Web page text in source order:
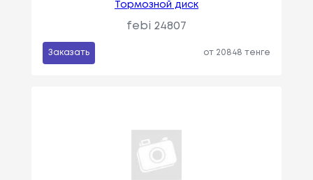
Тормозной диск
febi 24807
Заказать от 20848 тенге